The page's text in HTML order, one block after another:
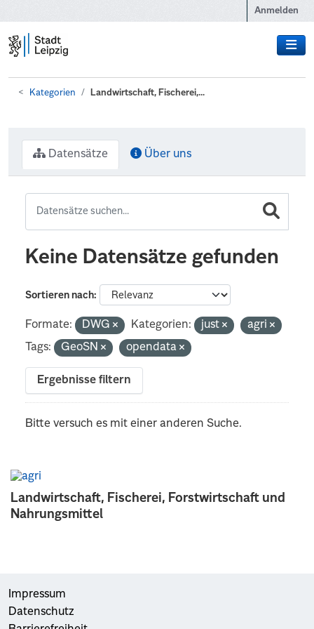
Anmelden
Kategorien Landwirtschaft, Fischerei,...
Landwirtschaft, Fischerei, Forstwirtschaft und
Nahrungsmittel
Datensätze Über uns
Keine Datensätze gefunden
Sortieren nach
Formate: DWG Kategorien: just
agri
Tags:
GeoSN opendata
Ergebnisse filtern
Bitte versuch es mit einer anderen Suche.
Impressum
Datenschutz